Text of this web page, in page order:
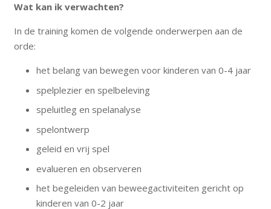
Wat kan ik verwachten?
In de training komen de volgende onderwerpen aan de
orde:
het belang van bewegen voor kinderen van 0-4 jaar
spelplezier en spelbeleving
speluitleg en spelanalyse
spelontwerp
geleid en vrij spel
evalueren en observeren
het begeleiden van beweegactiviteiten gericht op
kinderen van 0-2 jaar